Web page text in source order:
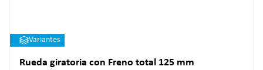
Variantes
Rueda giratoria con Freno total 125 mm